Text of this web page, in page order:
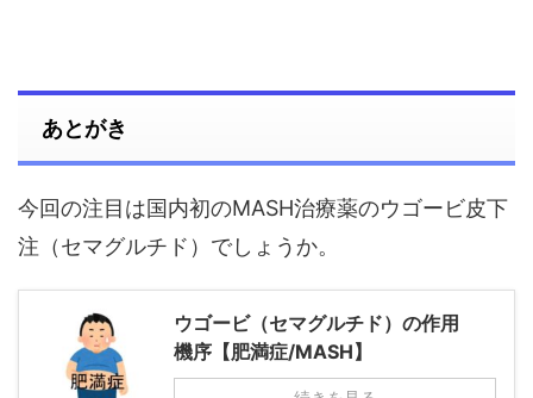
あとがき
今回の注目は国内初のMASH治療薬のウゴービ皮下
注（セマグルチド）でしょうか。
ウゴービ（セマグルチド）の作用
機序【肥満症/MASH】